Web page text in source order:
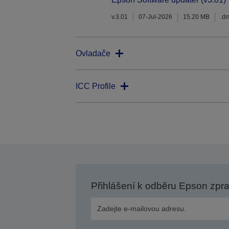
v.3.01 07-Jul-2026 15.20 MB
Ovladače
ICC Profile
Přihlášení k odběru Epson